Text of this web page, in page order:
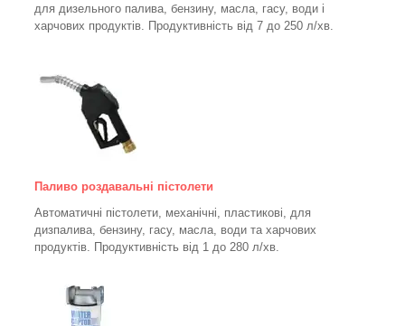
для дизельного палива, бензину, масла, гасу, води і
харчових продуктів. Продуктивність від 7 до 250 л/хв.
Паливо роздавальні пістолети
Автоматичні пістолети, механічні, пластикові, для
дизпалива, бензину, гасу, масла, води та харчових
продуктів. Продуктивність від 1 до 280 л/хв.